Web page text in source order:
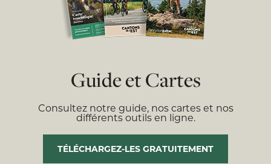
Guide et Cartes
Consultez notre guide, nos cartes et nos
différents outils en ligne.
TÉLÉCHARGEZ-LES GRATUITEMENT